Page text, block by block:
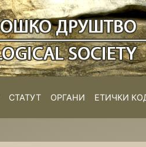
СТАТУТ ОРГАНИ ЕТИЧКИ